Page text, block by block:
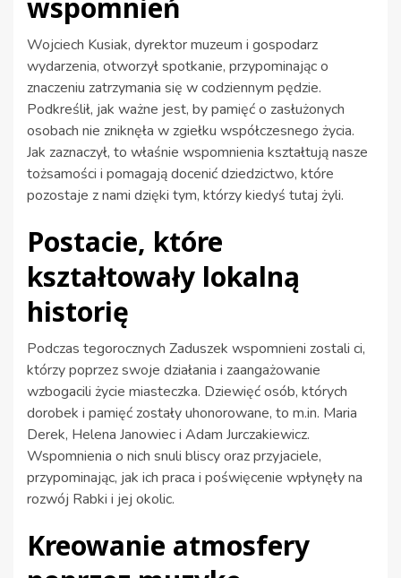
wspomnień
Wojciech Kusiak, dyrektor muzeum i gospodarz
wydarzenia, otworzył spotkanie, przypominając o
znaczeniu zatrzymania się w codziennym pędzie.
Podkreślił, jak ważne jest, by pamięć o zasłużonych
osobach nie zniknęła w zgiełku współczesnego życia.
Jak zaznaczył, to właśnie wspomnienia kształtują nasze
tożsamości i pomagają docenić dziedzictwo, które
pozostaje z nami dzięki tym, którzy kiedyś tutaj żyli.
Postacie, które
kształtowały lokalną
historię
Podczas tegorocznych Zaduszek wspomnieni zostali ci,
którzy poprzez swoje działania i zaangażowanie
wzbogacili życie miasteczka. Dziewięć osób, których
dorobek i pamięć zostały uhonorowane, to m.in. Maria
Derek, Helena Janowiec i Adam Jurczakiewicz.
Wspomnienia o nich snuli bliscy oraz przyjaciele,
przypominając, jak ich praca i poświęcenie wpłynęły na
rozwój Rabki i jej okolic.
Kreowanie atmosfery